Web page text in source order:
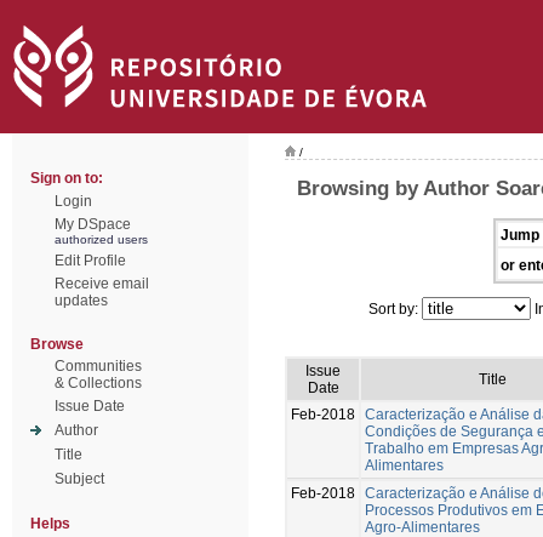
Sign on to:
Login
My DSpace
authorized users
Edit Profile
Receive email
updates
Browse
Communities
& Collections
Issue Date
Author
Title
Subject
Helps
/
Browsing by Author
Jump
or
Sort by:
Issue
Date
Title
Feb-2018 Caracterização e Análise
Condições de Segurança
Trabalho em Empresas
Alimentares
Feb-2018 Caracterização e Análise
Processos Produtivos em
Agro-Alimentares